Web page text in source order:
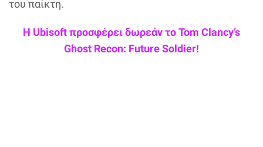
του παίκτη.
Η Ubisoft προσφέρει δωρεάν το Tom Clancy’s
Ghost Recon: Future Soldier!